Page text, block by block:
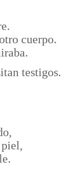
cuerpo.
testigos.